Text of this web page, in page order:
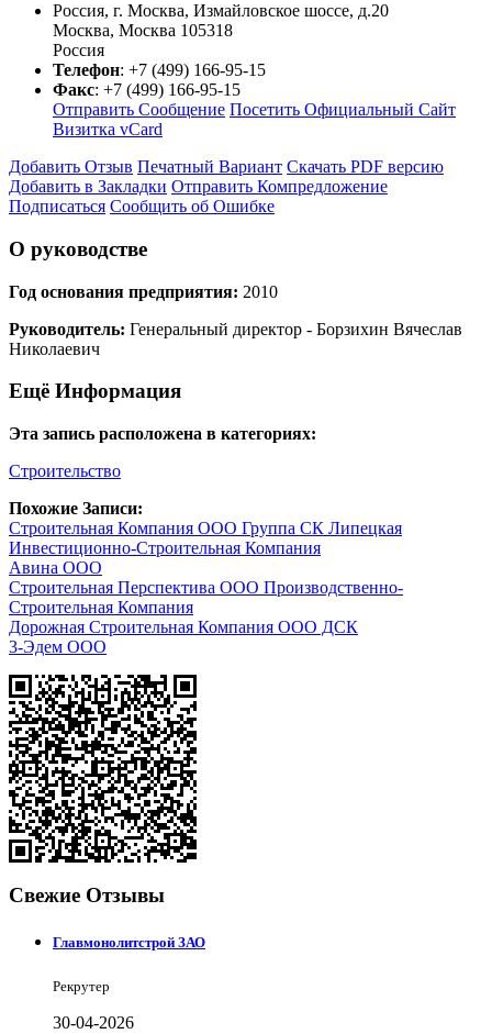
Россия, г. Москва, Измайловское шоссе, д.20
Москва, Москва 105318
Россия
Телефон: +7 (499) 166-95-15
Факс: +7 (499) 166-95-15
Отправить Сообщение Посетить Официальный Сайт
Визитка vCard
Добавить Отзыв Печатный Вариант Скачать PDF версию
Добавить в Закладки Отправить Компредложение
Подписаться Сообщить об Ошибке
О руководстве
Год основания предприятия: 2010
Руководитель: Генеральный директор - Борзихин Вячеслав
Николаевич
Ещё Информация
Эта запись расположена в категориях:
Строительство
Похожие Записи:
Строительная Компания ООО Группа СК Липецкая
Инвестиционно-Строительная Компания
Авина ООО
Строительная Перспектива ООО Производственно-
Строительная Компания
Дорожная Строительная Компания ООО ДСК
3-Эдем ООО
Свежие Отзывы
Главмонолитстрой ЗАО
Рекрутер
30-04-2026